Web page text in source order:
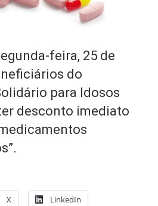
feira, 25 de
do
para Idosos
desconto imediato
X LinkedIn